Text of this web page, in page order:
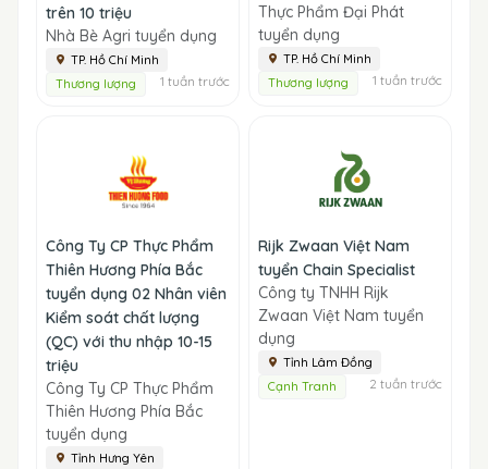
trên 10 triệu
Nhà Bè Agri tuyển dụng
TP. Hồ Chí Minh
Thương lượng
1 tuần trước
Thực Phẩm Đại Phát
tuyển dụng
TP. Hồ Chí Minh
Thương lượng
1 tuần trước
Công Ty CP Thực Phẩm
Thiên Hương Phía Bắc
tuyển dụng 02 Nhân viên
Kiểm soát chất lượng
(QC) với thu nhập 10-15
triệu
Công Ty CP Thực Phẩm
Thiên Hương Phía Bắc
tuyển dụng
Tỉnh Hưng Yên
Rijk Zwaan Việt Nam
tuyển Chain Specialist
Công ty TNHH Rijk
Zwaan Việt Nam tuyển
dụng
Tỉnh Lâm Đồng
Cạnh Tranh
2 tuần trước